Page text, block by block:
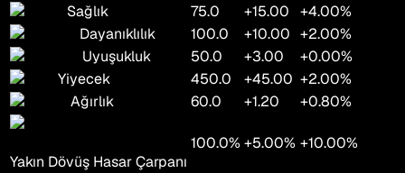
Sağlık
75.0 +15.00
+4.00%
Dayanıklılık
100.0 +10.00 +2.00%
Uyuşukluk
50.0 +3.00
+0.00%
Yiyecek
450.0 +45.00 +2.00%
Ağırlık
60.0 +1.20 +0.80%
Yakın Dövüş Hasar Çarpanı
100.0% +5.00% +10.00%